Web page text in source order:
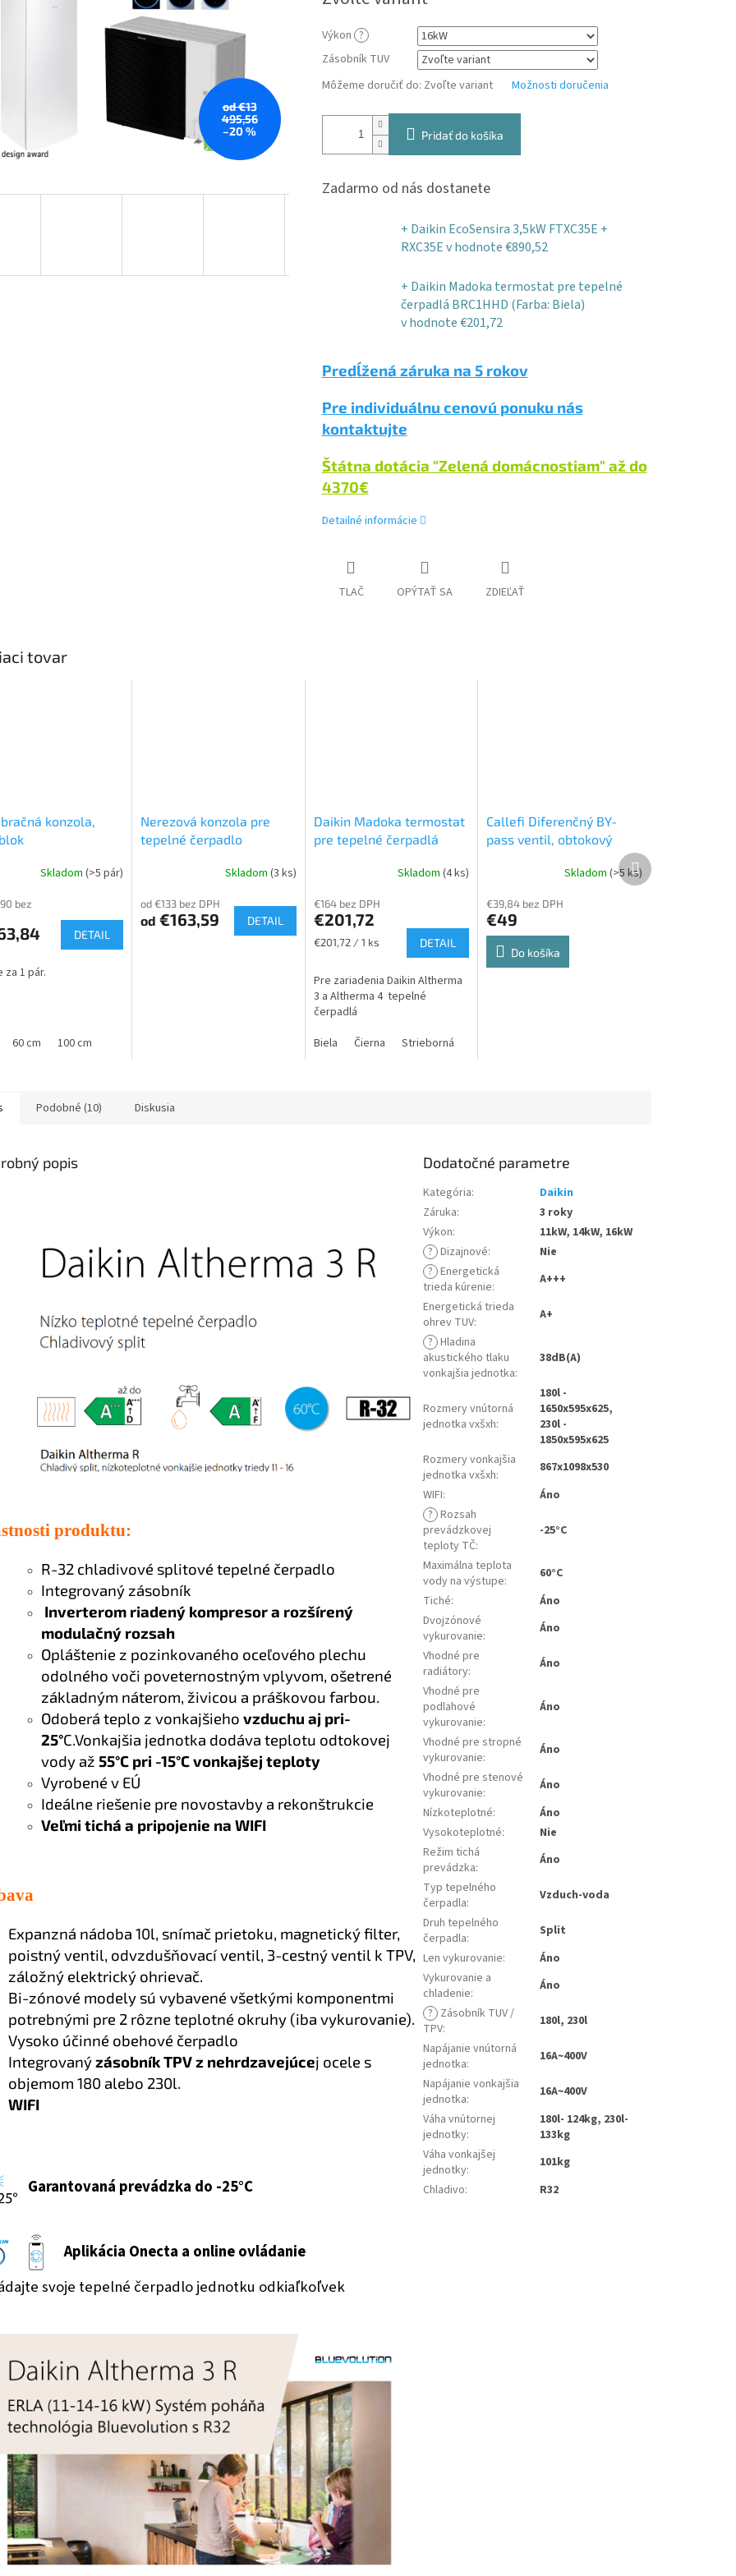
od €13
495,56
–20 %
Výkon ?
Zásobník TUV
Môžeme doručiť do: Zvoľte variant Možnosti doručenia
Pridať do košíka
Zadarmo od nás dostanete
+ Daikin EcoSensira 3,5kW FTXC35E +
RXC35Ev hodnote €890,52
+ Daikin Madoka termostat pre tepelné
čerpadlá BRC1HHD (Farba: Biela)
v hodnote €201,72
Predĺžená záruka na 5 rokov
Pre individuálnu cenovú ponuku nás
kontaktujte
Štátna dotácia "Zelená domácnostiam" až do
4370€
Detailné informácie
TLAČ OPÝTAŤ SA ZDIEĽAŤ
tovar
konzola,
Skladom (>5 pár)
bez
DETAIL
za 1 pár.
60 cm 100 cm
Nerezová konzola pre
tepelné čerpadlo
Skladom (3 ks)
od €133 bez DPH
od €163,59 DETAIL
Daikin Madoka termostat
pre tepelné čerpadlá
Skladom(4 ks)
€164 bez DPH
€201,72
Jednotková
€201,72 / 1 ks DETAIL
Pre zariadenia Daikin Altherma
3 a Altherma 4 tepelné
čerpadlá
Biela
Čierna Strieborná
Callefi Diferenčný BY-
pass ventil, obtokový
Skladom (>5 ks)
€39,84 bez DPH
€49
Do košíka
Ďalší
produkt
Podobné (10) Diskusia
popis
produktu:
R-32 chladivové splitové tepelné čerpadlo
Integrovaný zásobník
Inverterom riadený kompresor a rozšírený
modulačný rozsah
Opláštenie z pozinkovaného oceľového plechu
odolného voči poveternostným vplyvom, ošetrené
základným náterom, živicou a práškovou farbou.
Odoberá teplo z vonkajšieho vzduchu aj pri-
25°C.Vonkajšia jednotka dodáva teplotu odtokovej
vody až 55°C pri -15°C vonkajšej teploty
Vyrobené v EÚ
Ideálne riešenie pre novostavby a rekonštrukcie
Veľmi tichá a pripojenie na WIFI
Expanzná nádoba 10l, snímač prietoku, magnetický filter,
poistný ventil, odvzdušňovací ventil, 3-cestný ventil k TPV,
záložný elektrický ohrievač.
Bi-zónové modely sú vybavené všetkými komponentmi
potrebnými pre 2 rôzne teplotné okruhy (iba vykurovanie).
Vysoko účinné obehové čerpadlo
Integrovanýzásobník TPV z nehrdzavejúcej ocele s
objemom 180 alebo 230l.
WIFI
Garantovaná prevádzka do -25°C
Aplikácia Onecta a online ovládanie
svoje tepelné čerpadlo jednotku odkiaľkoľvek
Dodatočné parametre
Kategória:
Daikin
Záruka:
3 roky
Výkon:
11kW, 14kW, 16kW
? Dizajnové:
Nie
? Energetická
trieda kúrenie:
A+++
Energetická trieda
ohrev TUV:
A+
? Hladina
akustického tlaku
vonkajšia jednotka:
38dB(A)
Rozmery vnútorná
jednotka vxšxh:
180l -
1650x595x625,
230l -
1850x595x625
Rozmery vonkajšia
jednotka vxšxh:
867x1098x530
WIFI:
Áno
? Rozsah
prevádzkovej
teploty TČ:
-25°C
Maximálna teplota
vody na výstupe:
60°C
Tiché:
Áno
Dvojzónové
vykurovanie:
Áno
Vhodné pre
radiátory:
Áno
Vhodné pre
podlahové
vykurovanie:
Áno
Vhodné pre stropné
vykurovanie:
Áno
Vhodné pre stenové
vykurovanie:
Áno
Nízkoteplotné:
Áno
Vysokoteplotné:
Nie
Režim tichá
prevádzka:
Áno
Typ tepelného
čerpadla:
Vzduch-voda
Druh tepelného
čerpadla:
Split
Len vykurovanie:
Áno
Vykurovanie a
chladenie:
Áno
? Zásobník TUV /
TPV:
180l, 230l
Napájanie vnútorná
jednotka:
16A~400V
Napájanie vonkajšia
jednotka:
16A~400V
Váha vnútornej
jednotky:
180l- 124kg, 230l-
133kg
Váha vonkajšej
jednotky:
101kg
Chladivo: R32